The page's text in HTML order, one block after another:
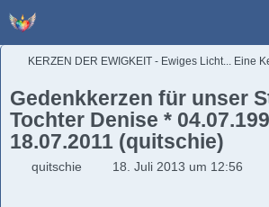
KERZEN DER EWIGKEIT - Ewiges Licht... Eine
Gedenkkerzen für unser
Tochter Denise *
18.07.2011 (quitschie)
quitschie 18. Juli 2013 um 12:56